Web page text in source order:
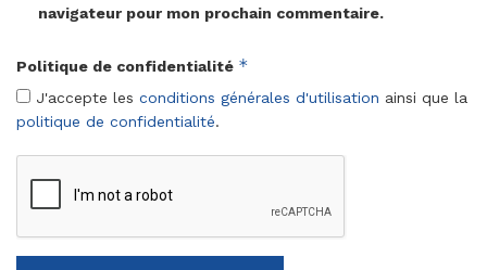
navigateur pour mon prochain commentaire.
Politique de confidentialité *
J'accepte les conditions générales d'utilisation ainsi que la
politique de confidentialité.